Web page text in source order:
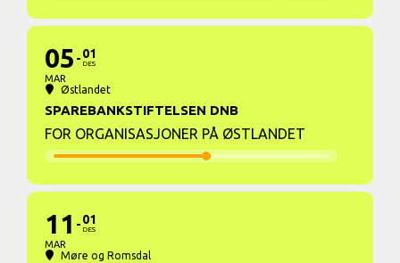
05
MAR
01
DES
Østlandet
SPAREBANKSTIFTELSEN DNB
FOR ORGANISASJONER PÅ ØSTLANDET
11
MAR
01
DES
Møre og Romsdal